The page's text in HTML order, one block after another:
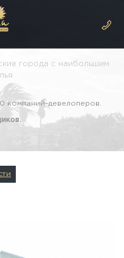
города с наибольшим
компаний-девелоперов.